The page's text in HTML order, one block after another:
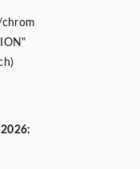
chrom